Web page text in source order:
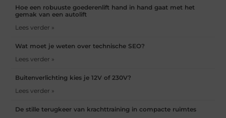
Hoe een robuuste goederenlift hand in hand gaat met het
gemak van een autolift
Lees verder »
Wat moet je weten over technische SEO?
Lees verder »
Buitenverlichting kies je 12V of 230V?
Lees verder »
De stille terugkeer van krachttraining in compacte ruimtes